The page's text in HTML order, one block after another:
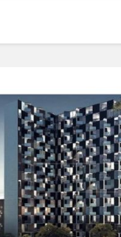
VER DETALLES